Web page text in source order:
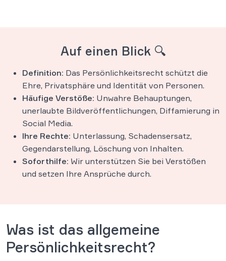
Auf einen Blick 🔍
Definition: Das Persönlichkeitsrecht schützt die
Ehre, Privatsphäre und Identität von Personen.
Häufige Verstöße: Unwahre Behauptungen,
unerlaubte Bildveröffentlichungen, Diffamierung in
Social Media.
Ihre Rechte: Unterlassung, Schadensersatz,
Gegendarstellung, Löschung von Inhalten.
Soforthilfe: Wir unterstützen Sie bei Verstößen
und setzen Ihre Ansprüche durch.
Was ist das allgemeine
Persönlichkeitsrecht?